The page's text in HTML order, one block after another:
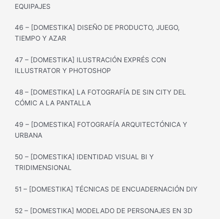
EQUIPAJES
46 – [DOMESTIKA] DISEÑO DE PRODUCTO, JUEGO,
TIEMPO Y AZAR
47 – [DOMESTIKA] ILUSTRACIÓN EXPRÉS CON
ILLUSTRATOR Y PHOTOSHOP
48 – [DOMESTIKA] LA FOTOGRAFÍA DE SIN CITY DEL
CÓMIC A LA PANTALLA
49 – [DOMESTIKA] FOTOGRAFÍA ARQUITECTÓNICA Y
URBANA
50 – [DOMESTIKA] IDENTIDAD VISUAL BI Y
TRIDIMENSIONAL
51 – [DOMESTIKA] TÉCNICAS DE ENCUADERNACIÓN DIY
52 – [DOMESTIKA] MODELADO DE PERSONAJES EN 3D